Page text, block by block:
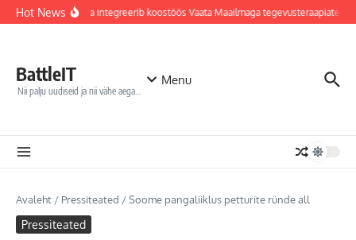
Sisu juurde
Hot NewsJõhvi haigla integreerib koostöös Vaata Maailmaga
BattleIT
Nii palju uudiseid ja nii vähe aega…
Menu
Avaleht / Pressiteated /Soome pangaliiklus petturite ründe all
Pressiteated